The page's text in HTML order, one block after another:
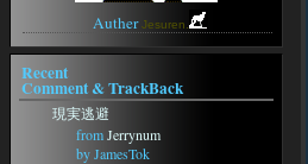
AutherJesuren.
Recent
Comment & TrackBack
現実逃避
fromJerrynum
by JamesTok